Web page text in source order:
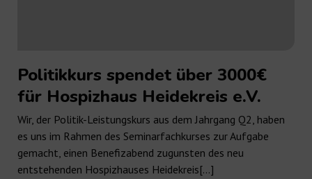
Politikkurs spendet über 3000€
für Hospizhaus Heidekreis e.V.
Wir, der Politik-Leistungskurs aus dem Jahrgang Q2, haben
es uns im Rahmen des Seminarfachkurses zur Aufgabe
gemacht, einen Benefizabend zugunsten des neu
entstehenden Hospizhauses Heidekreis[…]